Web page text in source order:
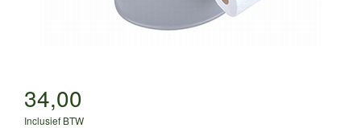
34,00
Inclusief BTW